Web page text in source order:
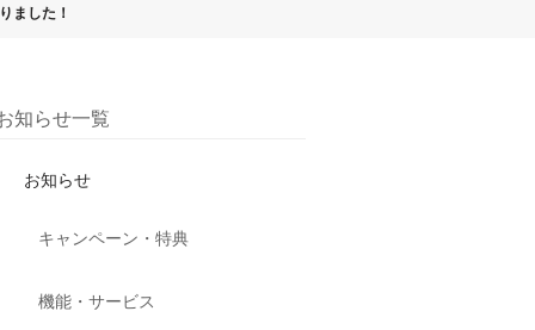
ました！
知らせ一覧
お知らせ
キャンペーン・特典
機能・サービス